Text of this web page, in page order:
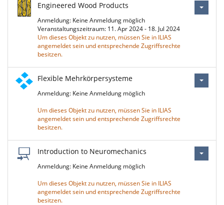
Engineered Wood Products
Anmeldung: Keine Anmeldung möglich
Veranstaltungszeitraum: 11. Apr 2024 - 18. Jul 2024
Um dieses Objekt zu nutzen, müssen Sie in ILIAS
angemeldet sein und entsprechende Zugriffsrechte
besitzen.
Flexible Mehrkörpersysteme
Anmeldung: Keine Anmeldung möglich
Um dieses Objekt zu nutzen, müssen Sie in ILIAS
angemeldet sein und entsprechende Zugriffsrechte
besitzen.
Introduction to Neuromechanics
Anmeldung: Keine Anmeldung möglich
Um dieses Objekt zu nutzen, müssen Sie in ILIAS
angemeldet sein und entsprechende Zugriffsrechte
besitzen.